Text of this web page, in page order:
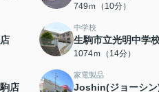
749ｍ（10分）
中学校
生駒市立光明中学
1074ｍ（14分）
店
家電製品
Joshin(ジョーシン